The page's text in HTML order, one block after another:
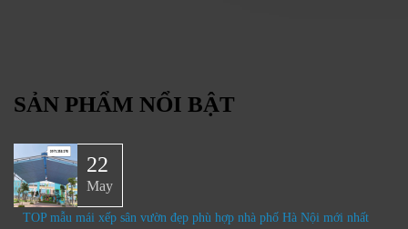
SẢN PHẨM NỔI BẬT
22
May
TOP mẫu mái xếp sân vườn đẹp phù hợp nhà phố Hà Nội mới nhất